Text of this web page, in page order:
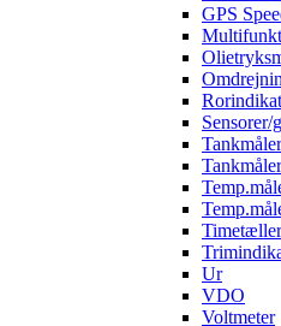
GPS
Timetæller
Ur
VDO
Voltmeter